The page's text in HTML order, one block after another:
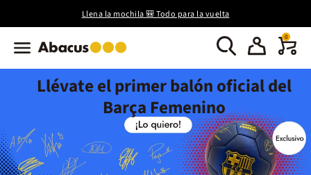
Llena la mochila 🎒 Todo para la vuelta
0
Llévate el primer balón oficial del
Barça Femenino